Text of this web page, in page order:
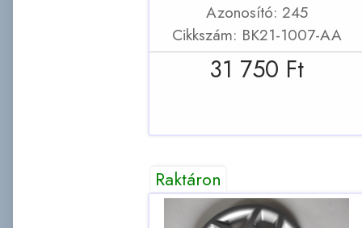
Azonosító: 245
Cikkszám: BK21-1007-AA
31 750 Ft
Raktáron